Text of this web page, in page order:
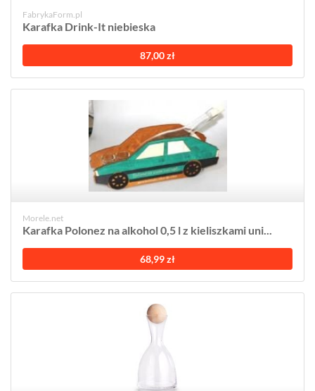
FabrykaForm.pl
Karafka Drink-It niebieska
87,00 zł
Morele.net
Karafka Polonez na alkohol 0,5 l z kieliszkami uni...
68,99 zł